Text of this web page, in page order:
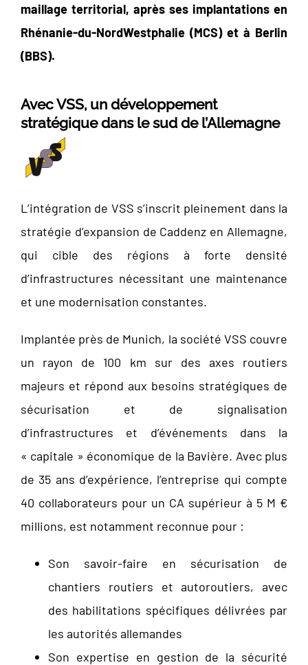
maillage territorial, après ses implantations en
Rhénanie-du-NordWestphalie (MCS) et à Berlin
(BBS).
Avec VSS, un développement
stratégique dans le sud de l’Allemagne
L’intégration de VSS s’inscrit pleinement dans la
stratégie d’expansion de Caddenz en Allemagne,
qui cible des régions à forte densité
d’infrastructures nécessitant une maintenance
et une modernisation constantes.
Implantée près de Munich, la société VSS couvre
un rayon de 100 km sur des axes routiers
majeurs et répond aux besoins stratégiques de
sécurisation et de signalisation
d’infrastructures et d’événements dans la
« capitale » économique de la Bavière. Avec plus
de 35 ans d’expérience, l’entreprise qui compte
40 collaborateurs pour un CA supérieur à 5 M €
millions, est notamment reconnue pour :
Son savoir-faire en sécurisation de
chantiers routiers et autoroutiers, avec
des habilitations spécifiques délivrées par
les autorités allemandes
Son expertise en gestion de la sécurité